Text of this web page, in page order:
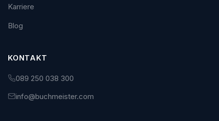
Karriere
Blog
KONTAKT
089 250 038 300
info@buchmeister.com